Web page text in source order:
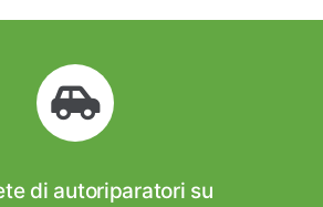
di autoriparatori su